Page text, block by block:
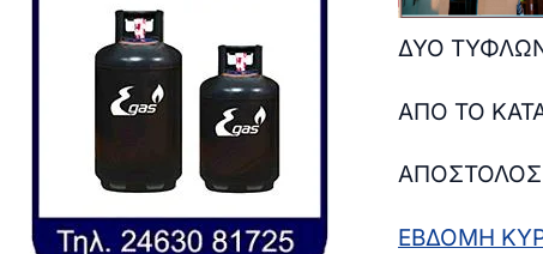
ΔΥΟ
ΑΠΟ ΤΟ
ΑΠΟΣΤΟΛΟΣ
ΕΒΔΟΜΗ